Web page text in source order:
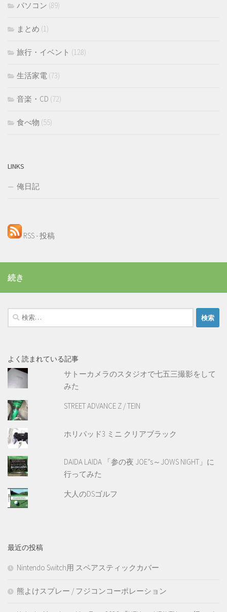
パソコン (89)
まとめ (1)
旅行・イベント (128)
生活家電 (73)
音楽・CD (72)
食べ物 (55)
LINKS
俺日記
RSS - 投稿
続き
検
索:
よく読まれている記事
サトーカメラのスタジオで七五三撮影をして
みた
STREET ADVANCE Z / TEIN
ホリパッド3 ミニ クリアブラック
DAIDA LAIDA 「参の夜 JOE”s～JOWS NIGHT」に
行ってみた
大人のDSゴルフ
最近の投稿
Nintendo Switch用 スペアスティックカバー
熊よけスプレー / フジコンコーポレーション